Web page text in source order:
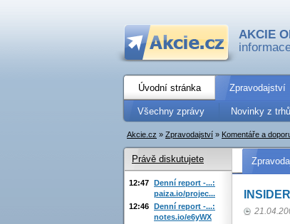
AKCIE
Úvodní stránka Zpravodajství
Všechny zprávy Novinky z trhů
Akcie.cz » Zpravodajství » Komentáře a
Právě diskutujete
12:47 Denní report -...:
paiza.io/projec...
12:46 Denní report -...:
notes.io/e6yWX